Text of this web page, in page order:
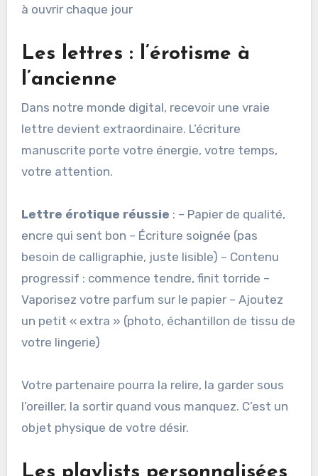
à ouvrir chaque jour
Les lettres : l’érotisme à
l’ancienne
Dans notre monde digital, recevoir une vraie
lettre devient extraordinaire. L’écriture
manuscrite porte votre énergie, votre temps,
votre attention.
Lettre érotique réussie : – Papier de qualité,
encre qui sent bon – Écriture soignée (pas
besoin de calligraphie, juste lisible) – Contenu
progressif : commence tendre, finit torride –
Vaporisez votre parfum sur le papier – Ajoutez
un petit « extra » (photo, échantillon de tissu de
votre lingerie)
Votre partenaire pourra la relire, la garder sous
l’oreiller, la sortir quand vous manquez. C’est un
objet physique de votre désir.